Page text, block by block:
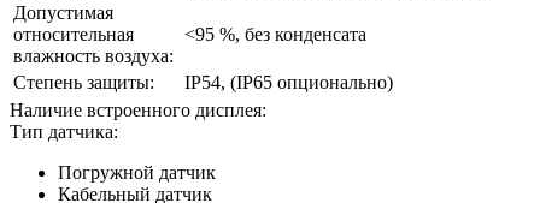
Допустимая
относительная
влажность воздуха:
<95 %, без конденсата
Степень защиты:
IP54, (IP65 опционально)
Наличие встроенного дисплея:
Тип датчика:
Погружной датчик
Кабельный датчик